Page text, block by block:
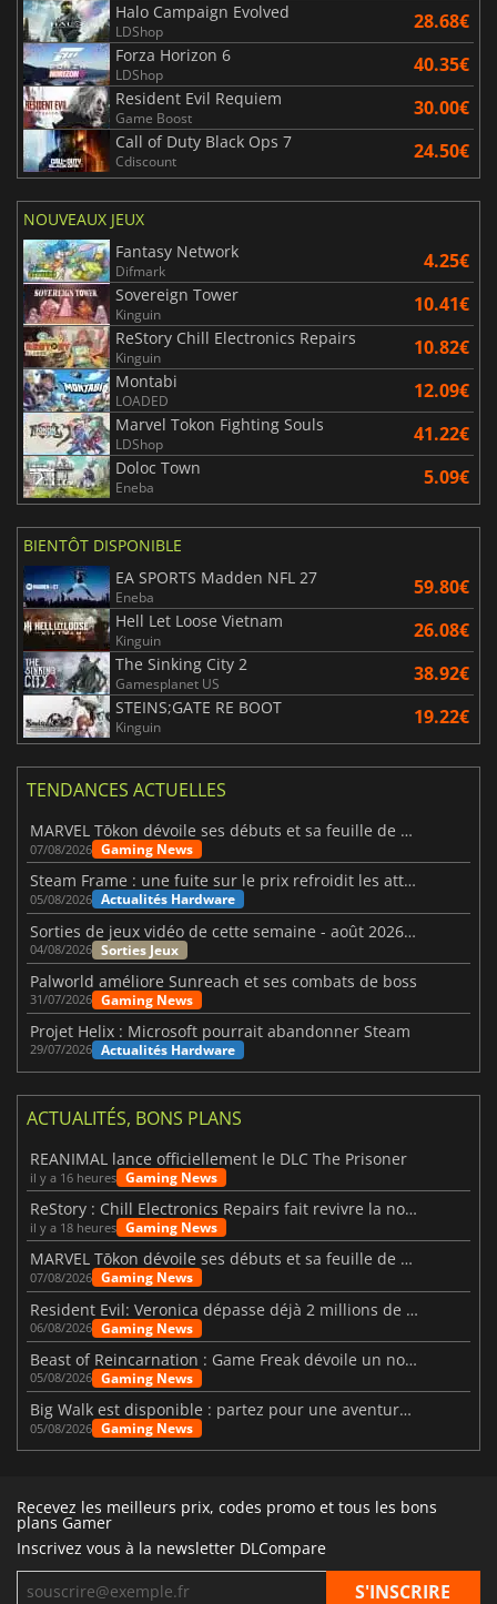
Halo Campaign Evolved
LDShop 28.68€
Forza Horizon 6
LDShop 40.35€
Resident Evil Requiem
Game Boost 30.00€
Call of Duty Black Ops 7
Cdiscount 24.50€
NOUVEAUX JEUX
Fantasy Network
Difmark 4.25€
Sovereign Tower
Kinguin 10.41€
ReStory Chill Electronics Repairs
Kinguin 10.82€
Montabi
LOADED 12.09€
Marvel Tokon Fighting Souls
LDShop 41.22€
Doloc Town
Eneba 5.09€
BIENTÔT DISPONIBLE
EA SPORTS Madden NFL 27
Eneba 59.80€
Hell Let Loose Vietnam
Kinguin 26.08€
The Sinking City 2
Gamesplanet US 38.92€
STEINS;GATE RE BOOT
Kinguin 19.22€
TENDANCES ACTUELLES
MARVEL Tōkon dévoile ses débuts et sa feuille de route
07/08/2026 Gaming News
Steam Frame : une fuite sur le prix refroidit les attentes VR
05/08/2026 Actualités Hardware
Sorties de jeux vidéo de cette semaine - août 2026 (semaine 32)
04/08/2026 Sorties Jeux
Palworld améliore Sunreach et ses combats de boss
31/07/2026 Gaming News
Projet Helix : Microsoft pourrait abandonner Steam
29/07/2026 Actualités Hardware
ACTUALITÉS, BONS PLANS
REANIMAL lance officiellement le DLC The Prisoner
il y a 16 heures Gaming News
ReStory : Chill Electronics Repairs fait revivre la nostalgie des années 2000
il y a 18 heures Gaming News
MARVEL Tōkon dévoile ses débuts et sa feuille de route
07/08/2026 Gaming News
Resident Evil: Veronica dépasse déjà 2 millions de wishlists
06/08/2026 Gaming News
Beast of Reincarnation : Game Freak dévoile un nouveau pari
05/08/2026 Gaming News
Big Walk est disponible : partez pour une aventure entre amis
05/08/2026 Gaming News
Recevez les meilleurs prix, codes promo et tous les bons
plans Gamer
Inscrivez vous à la newsletter DLCompare